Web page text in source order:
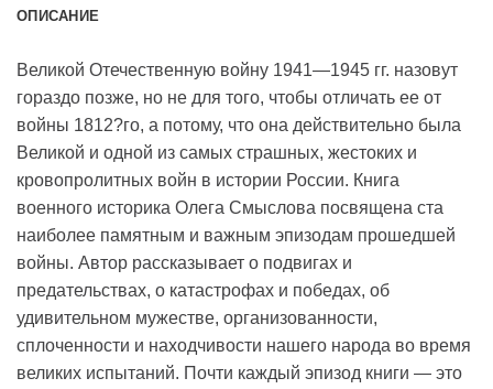
ОПИСАНИЕ
Великой Отечественную войну 1941—1945 гг. назовут
гораздо позже, но не для того, чтобы отличать ее от
войны 1812?го, а потому, что она действительно была
Великой и одной из самых страшных, жестоких и
кровопролитных войн в истории России. Книга
военного историка Олега Смыслова посвящена ста
наиболее памятным и важным эпизодам прошедшей
войны. Автор рассказывает о подвигах и
предательствах, о катастрофах и победах, об
удивительном мужестве, организованности,
сплоченности и находчивости нашего народа во время
великих испытаний. Почти каждый эпизод книги — это